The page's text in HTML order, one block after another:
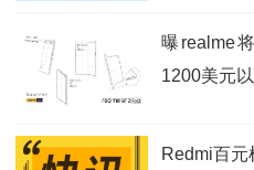
曝realme
1200美元
Redmi百元